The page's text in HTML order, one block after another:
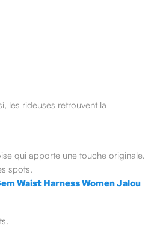
les rideuses retrouvent la
qui apporte une touche originale.
spots.
Waist Harness Women Jalou